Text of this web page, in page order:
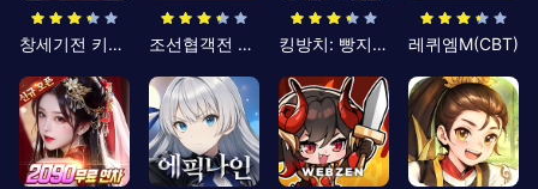
창세기전 키우기 조선협객전 클래식 킹방치: 빵지의 제왕 레퀴엠M(CBT)